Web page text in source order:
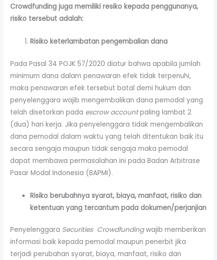
Crowdfunding juga memiliki resiko kepada penggunanya,
risiko tersebut adalah:
Risiko keterlambatan pengembalian dana
Pada Pasal 34 POJK 57/2020 diatur bahwa apabila jumlah
minimum dana dalam penawaran efek tidak terpenuhi,
maka penawaran efek tersebut batal demi hukum dan
penyelenggara wajib mengembalikan dana pemodal yang
telah disetorkan pada escrow accountpaling lambat 2
(dua) hari kerja. Jika penyelenggara tidak mengembalikan
dana pemodal dalam waktu yang telah ditentukan baik itu
secara sengaja maupun tidak sengaja maka pemodal
dapat membawa permasalahan ini pada Badan Arbitrase
Pasar Modal Indonesia (BAPMI).
Risiko berubahnya syarat, biaya, manfaat, risiko dan
ketentuan yang tercantum pada dokumen/perjanjian
Penyelenggara Securities Crowdfundingwajib memberikan
informasi baik kepada pemodal maupun penerbit jika
terjadi perubahan syarat, biaya, manfaat, risiko dan